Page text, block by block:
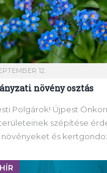
12.
növény osztás
Polgárok! Újpest
szépítése
és